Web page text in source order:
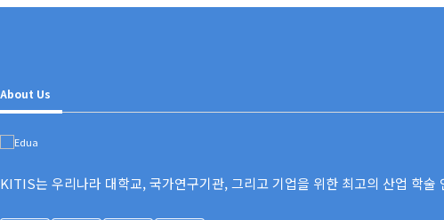
About Us
KITIS는 우리나라 대학교, 국가연구기관, 그리고 기업을 위한 최고의 산업